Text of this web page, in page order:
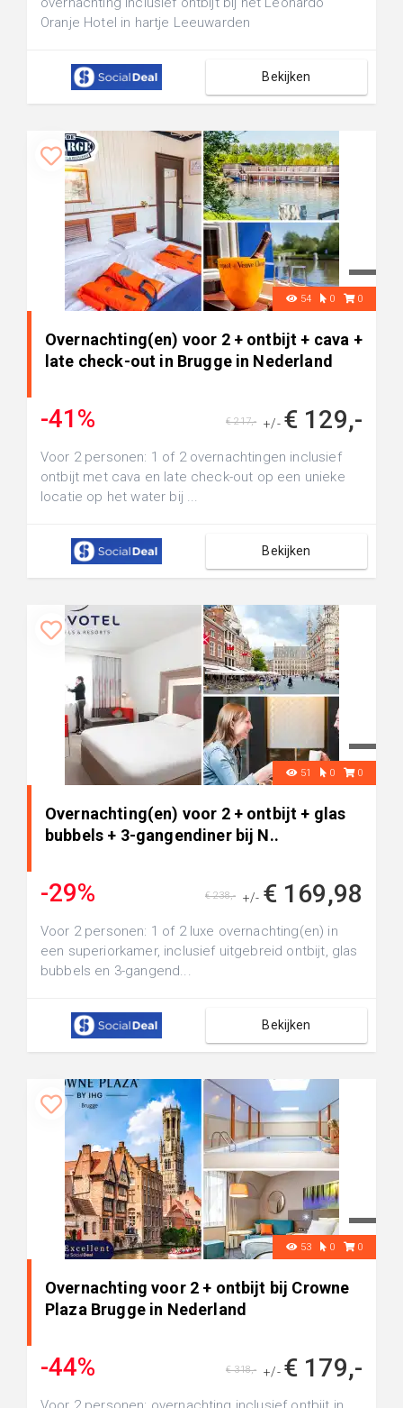
Oranje Hotel in hartje Leeuwarden
Bekijken
54 0 0
Overnachting(en) voor 2 + ontbijt + cava +
late check-out in Brugge in Nederland
-41% +/- € 129,-
€ 217,-
Voor 2 personen: 1 of 2 overnachtingen inclusief
ontbijt met cava en late check-out op een unieke
locatie op het water bij ...
Bekijken
51 0 0
Overnachting(en) voor 2 + ontbijt + glas
bubbels + 3-gangendiner bij N..
-29% +/- € 169,98
€ 238,-
Voor 2 personen: 1 of 2 luxe overnachting(en) in
een superiorkamer, inclusief uitgebreid ontbijt, glas
bubbels en 3-gangend...
Bekijken
53 0 0
Overnachting voor 2 + ontbijt bij Crowne
Plaza Brugge in Nederland
-44% +/- € 179,-
€ 318,-